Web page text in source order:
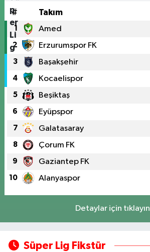
# Takım
1 Amed
2 Erzurumspor FK
3 Başakşehir
4 Kocaelispor
5 Beşiktaş
6 Eyüpspor
7 Galatasaray
8 Çorum FK
9 Gaziantep FK
10 Alanyaspor
Detaylar için tıklayın
Süper Lig Fikstür